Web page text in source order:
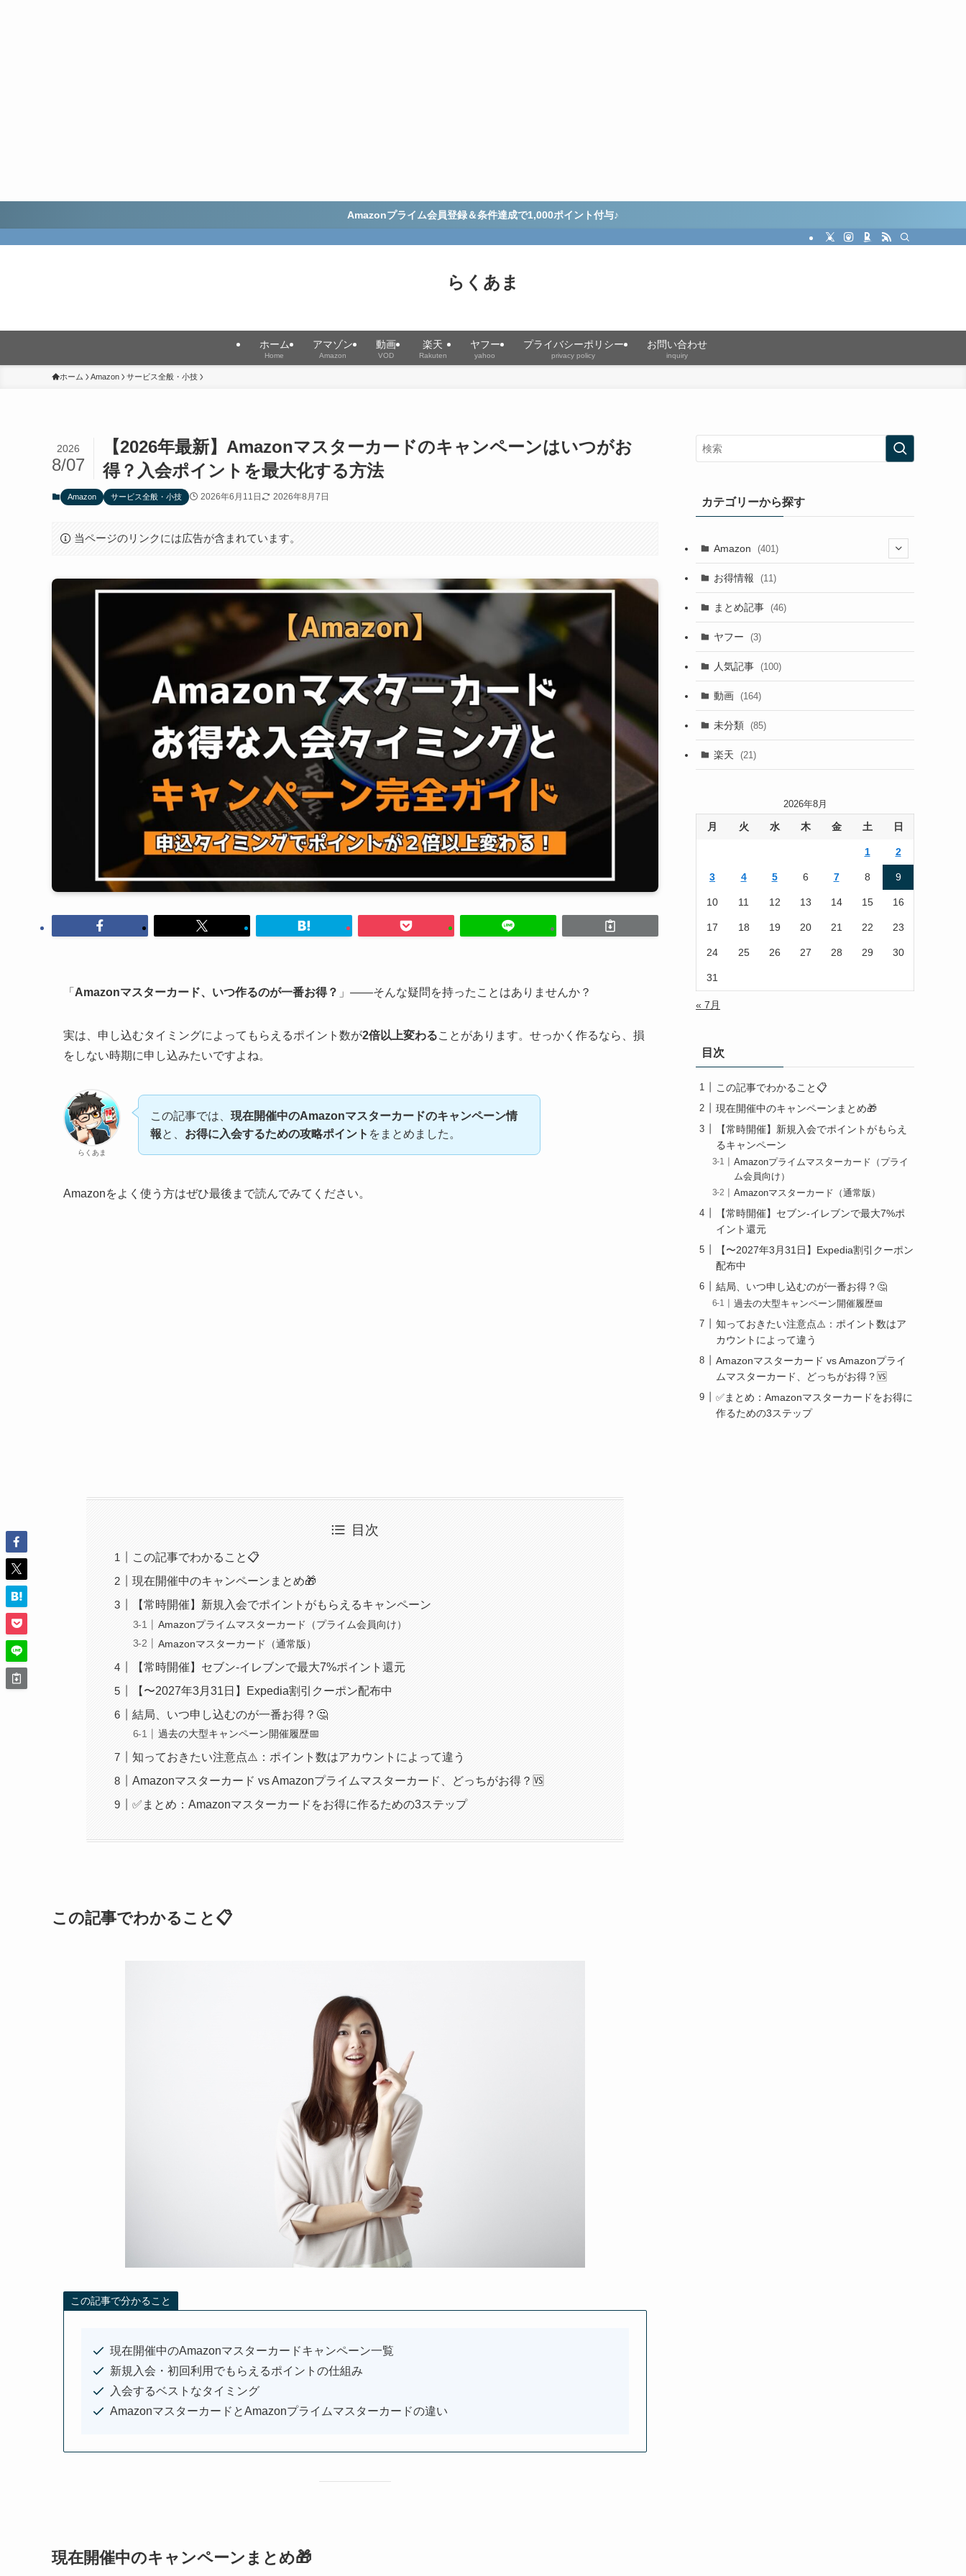
Amazonプライム会員登録＆条件達成で1,000ポイント付与♪
らくあま
ホーム
Home
アマゾン
Amazon
動画
VOD
楽天
Rakuten
ヤフー
yahoo
プライバシーポリシー
privacy policy
お問い合わせ
inquiry
ホーム Amazon サービス全般・小技
【2026年最新】Amazonマスターカードのキャンペーンはいつがお
得？入会ポイントを最大化する方法
2026
8/07
Amazon サービス全般・小技 2026年6月11日 2026年8月7日
当ページのリンクには広告が含まれています。
「 Amazonマスターカード、いつ作るのが一番お得？ 」——そんな疑問を持ったことはありませんか？
実は、申し込むタイミングによってもらえるポイント数が2倍以上変わることがあります。せっかく作るなら、損
をしない時期に申し込みたいですよね。
らくあま
この記事では、 現在開催中のAmazonマスターカードのキャンペーン情
報と、 お得に入会するための攻略ポイント をまとめました。
Amazonをよく使う方はぜひ最後まで読んでみてください。
目次
この記事でわかること📋
現在開催中のキャンペーンまとめ🎁
【常時開催】新規入会でポイントがもらえるキャンペーン
Amazonプライムマスターカード（プライム会員向け）
Amazonマスターカード（通常版）
【常時開催】セブン-イレブンで最大7%ポイント還元
【〜2027年3月31日】Expedia割引クーポン配布中
結局、いつ申し込むのが一番お得？🤔
過去の大型キャンペーン開催履歴📅
知っておきたい注意点⚠️：ポイント数はアカウントによって違う
Amazonマスターカード vs Amazonプライムマスターカード、どっちがお得？🆚
✅まとめ：Amazonマスターカードをお得に作るための3ステップ
この記事でわかること📋
この記事で分かること
現在開催中のAmazonマスターカードキャンペーン一覧
新規入会・初回利用でもらえるポイントの仕組み
入会するベストなタイミング
AmazonマスターカードとAmazonプライムマスターカードの違い
現在開催中のキャンペーンまとめ🎁
カテゴリーから探す
Amazon (401)
(105)
(186)
お得情報 (11)
まとめ記事 (46)
ヤフー (3)
人気記事 (100)
動画 (164)
未分類 (85)
楽天 (21)
2026年8月
月 火 水 木 金 土 日
1 2
3 4 5 6 7 8 9
10 11 12 13 14 15 16
17 18 19 20 21 22 23
24 25 26 27 28 29 30
31
« 7月
目次
この記事でわかること📋
現在開催中のキャンペーンまとめ🎁
【常時開催】新規入会でポイントがもらえ
るキャンペーン
Amazonプライムマスターカード（プライ
ム会員向け）
Amazonマスターカード（通常版）
【常時開催】セブン-イレブンで最大7%ポ
イント還元
【〜2027年3月31日】Expedia割引クーポン
配布中
結局、いつ申し込むのが一番お得？🤔
過去の大型キャンペーン開催履歴📅
知っておきたい注意点⚠️：ポイント数はア
カウントによって違う
Amazonマスターカード vs Amazonプライ
ムマスターカード、どっちがお得？🆚
✅まとめ：Amazonマスターカードをお得に
作るための3ステップ